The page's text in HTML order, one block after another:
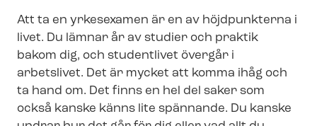
Att ta en yrkesexamen är en av höjdpunkterna i
livet. Du lämnar år av studier och praktik
bakom dig, och studentlivet övergår i
arbetslivet. Det är mycket att komma ihåg och
ta hand om. Det finns en hel del saker som
också kanske känns lite spännande. Du kanske